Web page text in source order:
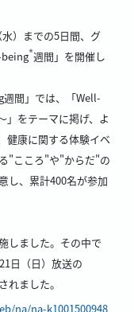
）までの5日間、グ
being*週間」を開催し
間」では、「Well-
」をテーマに掲げ、よ
健康に関する体験イベ
"こころ"や"からだ"の
し、累計400名が参加
しました。その中で
日（日）放送の
れました。
na/na-k1001500948